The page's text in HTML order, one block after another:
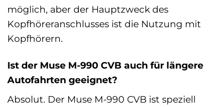
möglich, aber der Hauptzweck des
Kopfhöreranschlusses ist die Nutzung mit
Kopfhörern.
Ist der Muse M-990 CVB auch für längere
Autofahrten geeignet?
Absolut. Der Muse M-990 CVB ist speziell